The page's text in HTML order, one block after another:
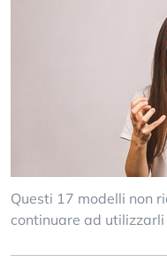
Questi 17 modelli non
continuare ad